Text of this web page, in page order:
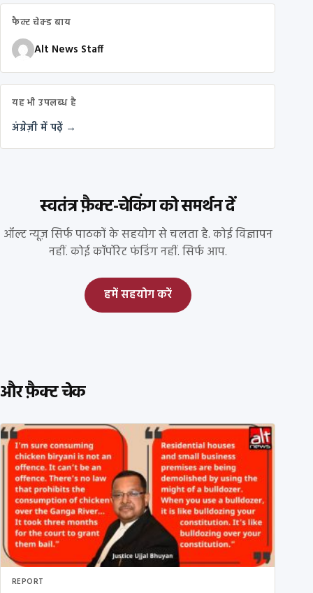
फैक्ट चेक्ड बाय
Alt News Staff
यह भी उपलब्ध है
अंग्रेज़ी में पढ़ें →
स्वतंत्र फ़ैक्ट-चेकिंग को समर्थन दें
ऑल्ट न्यूज़ सिर्फ पाठकों के सहयोग से चलता है. कोई विज्ञापन
नहीं. कोई कॉर्पोरेट फंडिंग नहीं. सिर्फ आप.
हमें सहयोग करें
और फ़ैक्ट चेक
REPORT